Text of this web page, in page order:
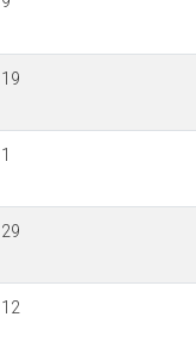
19
1
29
12